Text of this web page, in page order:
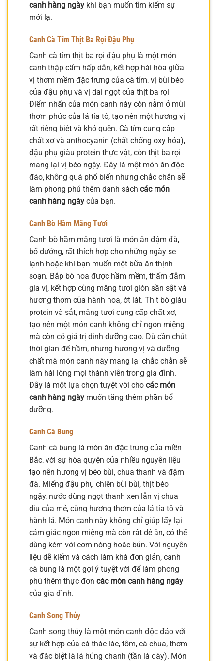
canh hàng ngày khi bạn muốn tìm kiếm sự
mới lạ.
Canh Cà Tím Thịt Ba Rọi Đậu Phụ
Canh cà tím thịt ba rọi đậu phụ là một món
canh thập cẩm hấp dẫn, kết hợp hài hòa giữa
vị thơm mềm đặc trưng của cà tím, vị bùi béo
của đậu phụ và vị dai ngọt của thịt ba rọi.
Điểm nhấn của món canh này còn nằm ở mùi
thơm phức của lá tía tô, tạo nên một hương vị
rất riêng biệt và khó quên. Cà tím cung cấp
chất xơ và anthocyanin (chất chống oxy hóa),
đậu phụ giàu protein thực vật, còn thịt ba rọi
mang lại vị béo ngậy. Đây là một món ăn độc
đáo, không quá phổ biến nhưng chắc chắn sẽ
làm phong phú thêm danh sách các món
canh hàng ngày của bạn.
Canh Bò Hầm Măng Tươi
Canh bò hầm măng tươi là món ăn đậm đà,
bổ dưỡng, rất thích hợp cho những ngày se
lạnh hoặc khi bạn muốn một bữa ăn thịnh
soạn. Bắp bò hoa được hầm mềm, thấm đẫm
gia vị, kết hợp cùng măng tươi giòn sần sật và
hương thơm của hành hoa, ớt lát. Thịt bò giàu
protein và sắt, măng tươi cung cấp chất xơ,
tạo nên một món canh không chỉ ngon miệng
mà còn có giá trị dinh dưỡng cao. Dù cần chút
thời gian để hầm, nhưng hương vị và dưỡng
chất mà món canh này mang lại chắc chắn sẽ
làm hài lòng mọi thành viên trong gia đình.
Đây là một lựa chọn tuyệt vời cho các món
canh hàng ngày muốn tăng thêm phần bổ
dưỡng.
Canh Cà Bung
Canh cà bung là món ăn đặc trưng của miền
Bắc, với sự hòa quyện của nhiều nguyên liệu
tạo nên hương vị béo bùi, chua thanh và đậm
đà. Miếng đậu phụ chiên bùi bùi, thịt béo
ngậy, nước dùng ngọt thanh xen lẫn vị chua
dịu của mẻ, cùng hương thơm của lá tía tô và
hành lá. Món canh này không chỉ giúp lấy lại
cảm giác ngon miệng mà còn rất dễ ăn, có thể
dùng kèm với cơm nóng hoặc bún. Với nguyên
liệu dễ kiếm và cách làm khá đơn giản, canh
cà bung là một gợi ý tuyệt vời để làm phong
phú thêm thực đơn các món canh hàng ngày
của gia đình.
Canh Song Thủy
Canh song thủy là một món canh độc đáo với
sự kết hợp của cá thác lác, tôm, cà chua, thơm
và đặc biệt là lá húng chanh (tần lá dày). Món